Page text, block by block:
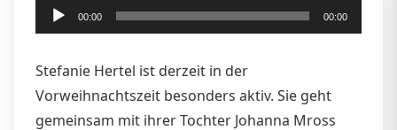
Audio-
Player
00:00 00:00
Stefanie Hertel ist derzeit in der
Vorweihnachtszeit besonders aktiv. Sie geht
gemeinsam mit ihrer Tochter Johanna Mross